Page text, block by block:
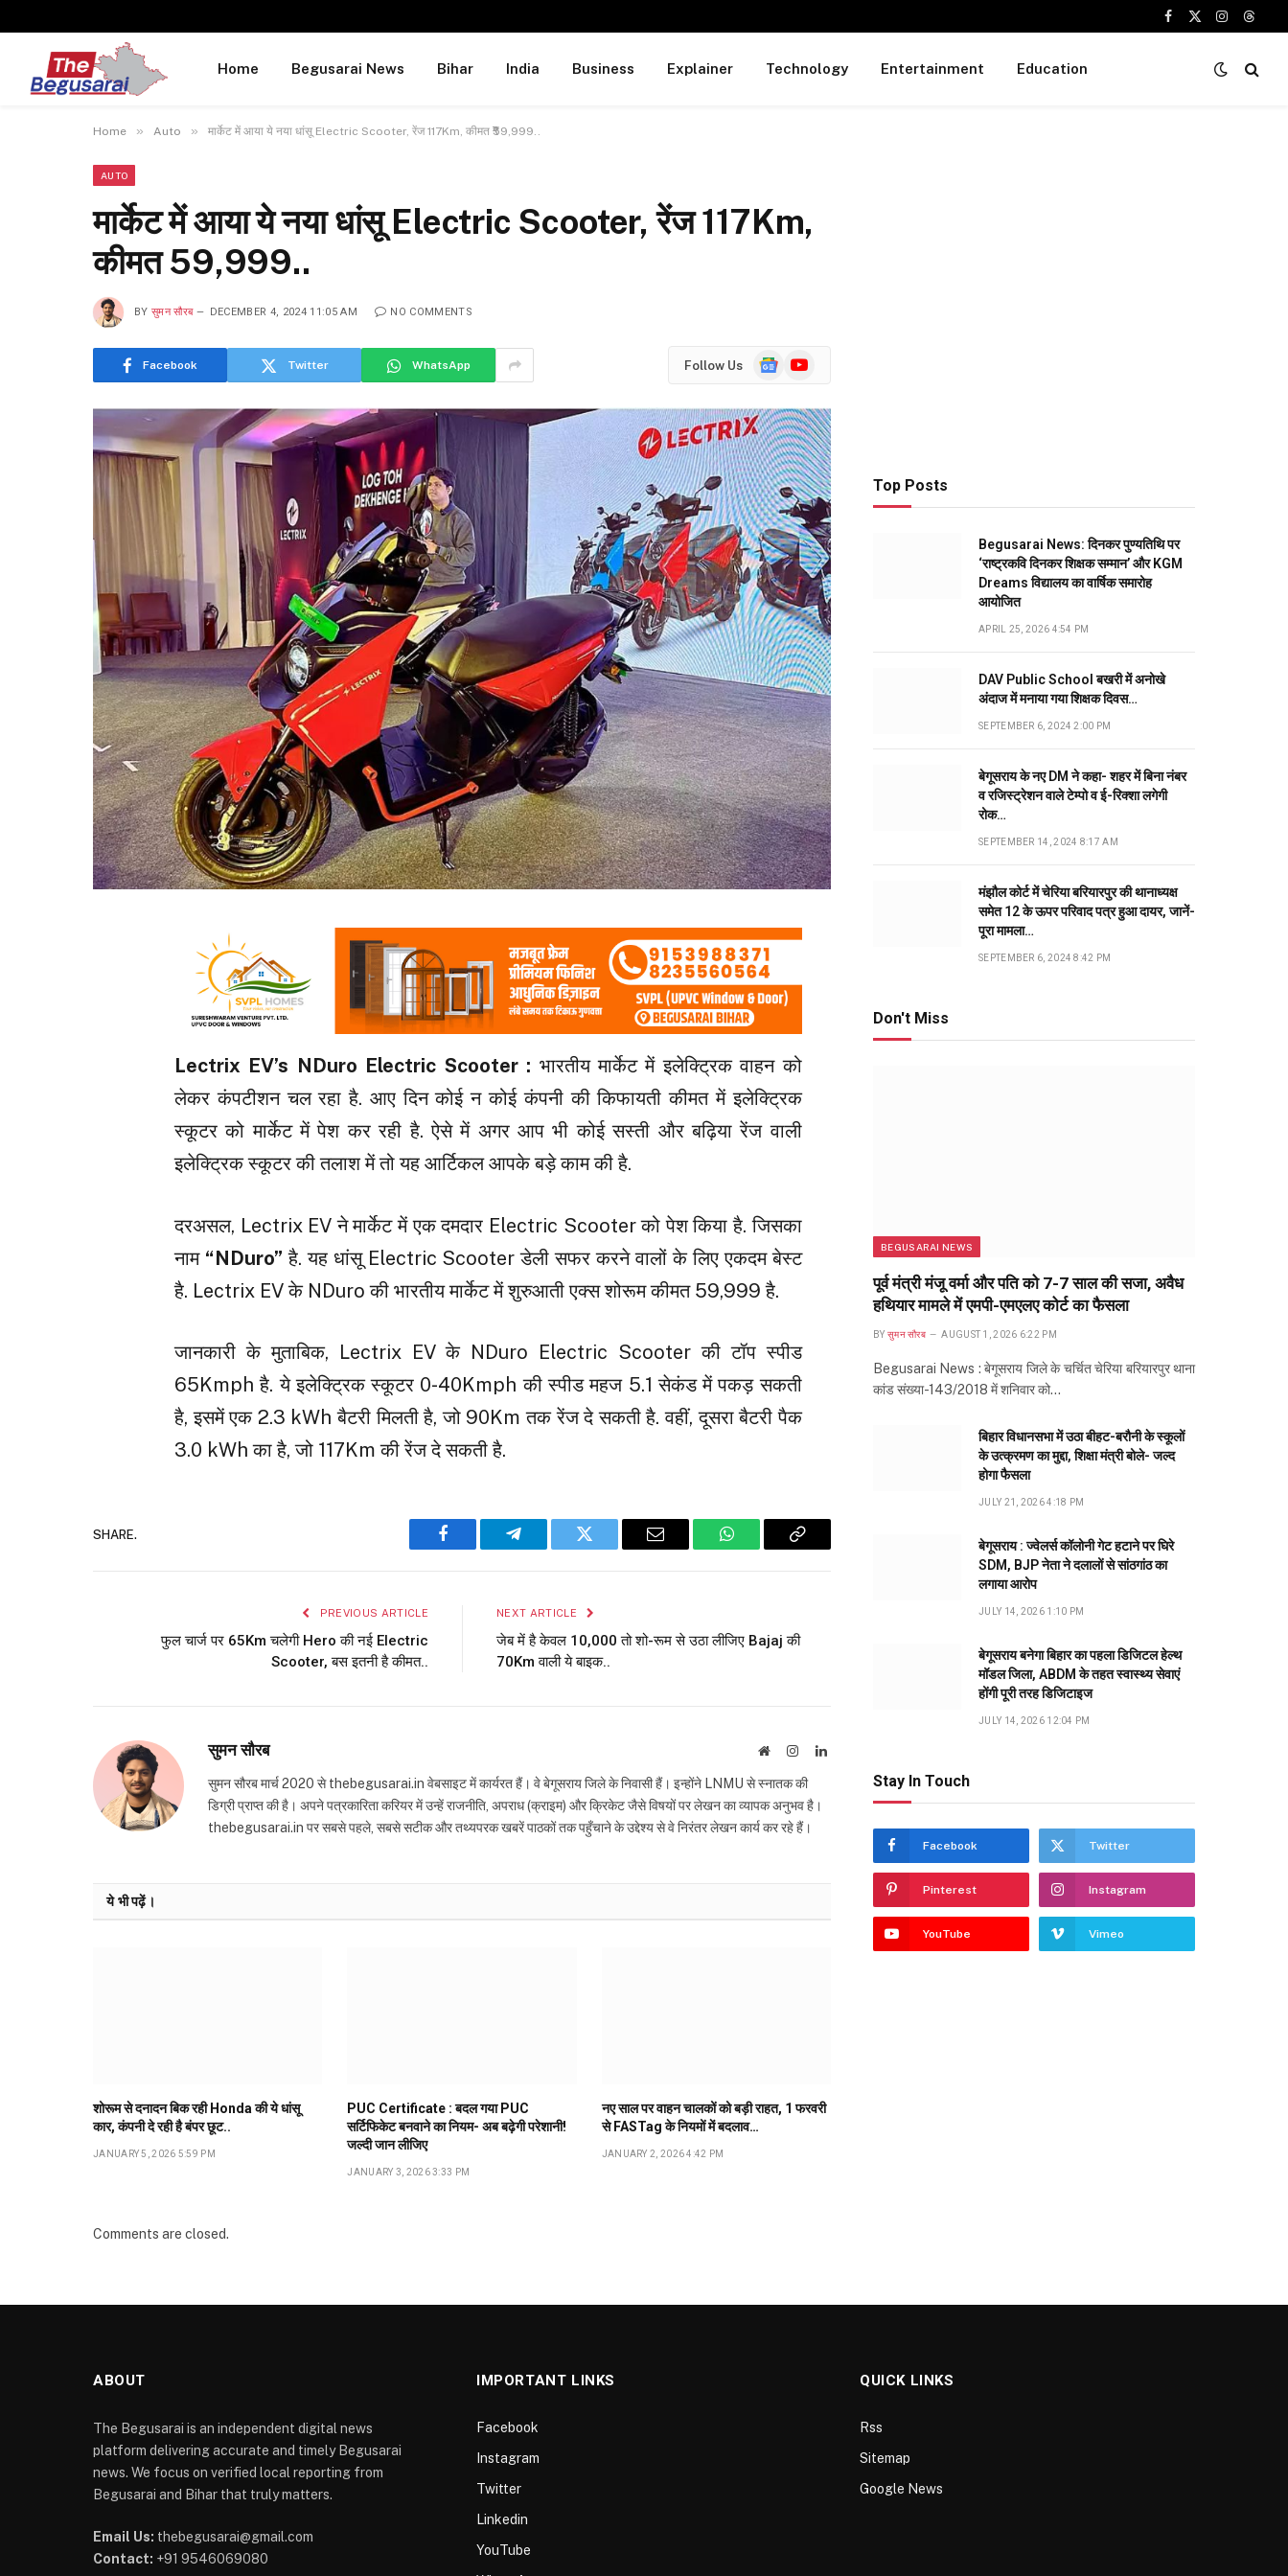
Facebook
X
Instagram
Home Begusarai News Bihar India Business Explainer Technology Entertainment Education
Home » Auto » मार्केट में आया ये नया धांसू Electric Scooter, रेंज 117Km, कीमत ₹59,999..
AUTO
मार्केट में आया ये नया धांसू Electric Scooter, रेंज 117Km,
कीमत ₹59,999..
BY सुमन सौरब DECEMBER 4, 2024 11:05 AM NO COMMENTS
Facebook Twitter WhatsApp Follow Us
GoogleYouTube
Lectrix EV’s NDuro Electric Scooter : भारतीय मार्केट में इलेक्ट्रिक वाहन को
लेकर कंपटीशन चल रहा है. आए दिन कोई न कोई कंपनी की किफायती कीमत में इलेक्ट्रिक
स्कूटर को मार्केट में पेश कर रही है. ऐसे में अगर आप भी कोई सस्ती और बढ़िया रेंज वाली
इलेक्ट्रिक स्कूटर की तलाश में तो यह आर्टिकल आपके बड़े काम की है.
दरअसल, Lectrix EV ने मार्केट में एक दमदार Electric Scooter को पेश किया है. जिसका
नाम “NDuro” है. यह धांसू Electric Scooter डेली सफर करने वालों के लिए एकदम बेस्ट
है. Lectrix EV के NDuro की भारतीय मार्केट में शुरुआती एक्स शोरूम कीमत ₹59,999 है.
जानकारी के मुताबिक, Lectrix EV के NDuro Electric Scooter की टॉप स्पीड
65Kmph है. ये इलेक्ट्रिक स्कूटर 0-40Kmph की स्पीड महज 5.1 सेकंड में पकड़ सकती
है, इसमें एक 2.3 kWh बैटरी मिलती है, जो 90Km तक रेंज दे सकती है. वहीं, दूसरा बैटरी पैक
3.0 kWh का है, जो 117Km की रेंज दे सकती है.
SHARE.
Facebook Telegram Twitter Email WhatsAppCopy
PREVIOUS ARTICLE
फुल चार्ज पर 65Km चलेगी Hero की नई Electric
Scooter, बस इतनी है कीमत..
NEXT ARTICLE
जेब में है केवल ₹10,000 तो शो-रूम से उठा लीजिए Bajaj की
70Km वाली ये बाइक..
सुमन सौरब WebsiteInstagramLinkedIn
सुमन सौरब मार्च 2020 से thebegusarai.in वेबसाइट में कार्यरत हैं। वे बेगूसराय जिले के निवासी हैं। इन्होंने LNMU से स्नातक की
डिग्री प्राप्त की है। अपने पत्रकारिता करियर में उन्हें राजनीति, अपराध (क्राइम) और क्रिकेट जैसे विषयों पर लेखन का व्यापक अनुभव है।
thebegusarai.in पर सबसे पहले, सबसे सटीक और तथ्यपरक खबरें पाठकों तक पहुँचाने के उद्देश्य से वे निरंतर लेखन कार्य कर रहे हैं।
ये भी पढ़ें।
शोरूम से दनादन बिक रही Honda की ये धांसू
कार, कंपनी दे रही है बंपर छूट..
JANUARY 5, 2026 5:59 PM
PUC Certificate : बदल गया PUC
सर्टिफिकेट बनवाने का नियम- अब बढ़ेगी परेशानी!
जल्दी जान लीजिए
JANUARY 3, 2026 3:33 PM
नए साल पर वाहन चालकों को बड़ी राहत, 1 फरवरी
से FASTag के नियमों में बदलाव…
JANUARY 2, 2026 4:42 PM
Comments are closed.
Top Posts
Begusarai News: दिनकर पुण्यतिथि पर
‘राष्ट्रकवि दिनकर शिक्षक सम्मान’ और KGM
Dreams विद्यालय का वार्षिक समारोह
आयोजित
APRIL 25, 2026 4:54 PM
DAV Public School बखरी में अनोखे
अंदाज में मनाया गया शिक्षक दिवस…
SEPTEMBER 6, 2024 2:00 PM
बेगूसराय के नए DM ने कहा- शहर में बिना नंबर
व रजिस्ट्रेशन वाले टेम्पो व ई-रिक्शा लगेगी
रोक…
SEPTEMBER 14, 2024 8:17 AM
मंझौल कोर्ट में चेरिया बरियारपुर की थानाध्यक्ष
समेत 12 के ऊपर परिवाद पत्र हुआ दायर, जानें-
पूरा मामला…
SEPTEMBER 6, 2024 8:42 PM
Don't Miss
BEGUSARAI NEWS
पूर्व मंत्री मंजू वर्मा और पति को 7-7 साल की सजा, अवैध
हथियार मामले में एमपी-एमएलए कोर्ट का फैसला
BY सुमन सौरब AUGUST 1, 2026 6:22 PM
Begusarai News : बेगूसराय जिले के चर्चित चेरिया बरियारपुर थाना
कांड संख्या-143/2018 में शनिवार को…
बिहार विधानसभा में उठा बीहट-बरौनी के स्कूलों
के उत्क्रमण का मुद्दा, शिक्षा मंत्री बोले- जल्द
होगा फैसला
JULY 21, 2026 4:18 PM
बेगूसराय : ज्वेलर्स कॉलोनी गेट हटाने पर घिरे
SDM, BJP नेता ने दलालों से सांठगांठ का
लगाया आरोप
JULY 14, 2026 1:10 PM
बेगूसराय बनेगा बिहार का पहला डिजिटल हेल्थ
मॉडल जिला, ABDM के तहत स्वास्थ्य सेवाएं
होंगी पूरी तरह डिजिटाइज
JULY 14, 2026 12:04 PM
Stay In Touch
Facebook Twitter
Pinterest Instagram
YouTube Vimeo
ABOUT
The Begusarai is an independent digital news
platform delivering accurate and timely Begusarai
news. We focus on verified local reporting from
Begusarai and Bihar that truly matters.
Email Us: thebegusarai@gmail.com
Contact: +91 9546069080
IMPORTANT LINKS
Facebook
Instagram
Twitter
Linkedin
YouTube
QUICK LINKS
Rss
Sitemap
Google News